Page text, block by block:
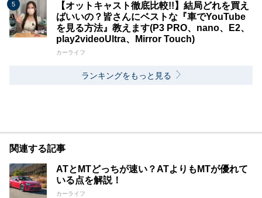
【オットキャスト徹底比較!!】結局どれを買え
ばいいの？皆さんにベストな『車でYouTube
を見る方法』教えます(P3 PRO、nano、E2、
play2videoUltra、Mirror Touch)
カーライフ
ランキングをもっと見る
関連する記事
ATとMTどっちが速い？ATよりもMTが優れて
いる点を解説！
カーライフ